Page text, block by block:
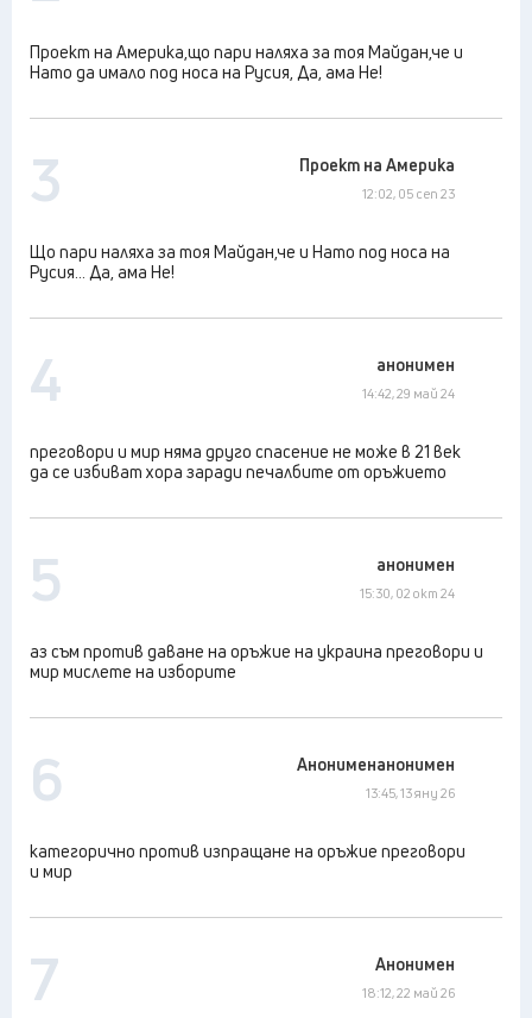
Проект на Америка,що пари наляха за тоя Майдан,че и
Нато да имало под носа на Русия, Да, ама Не!
3 Проект на Америка
12:02, 05 сеп 23
Що пари наляха за тоя Майдан,че и Нато под носа на
Русия... Да, ама Не!
4 анонимен
14:42, 29 май 24
преговори и мир няма друго спасение не може в 21 век
да се избиват хора заради печалбите от оръжието
5 анонимен
15:30, 02 окт 24
аз съм против даване на оръжие на украина преговори и
мир мислете на изборите
6 Анонименанонимен
13:45, 13 яну 26
категорично против изпращане на оръжие преговори
и мир
7 Анонимен
18:12, 22 май 26